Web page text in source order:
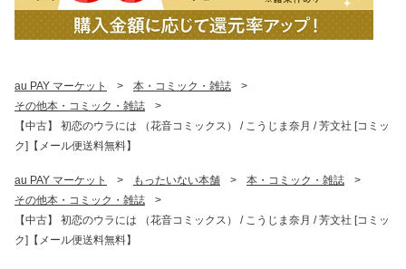
au PAY マーケット > 本・コミック・雑誌
>
その他本・コミック・雑誌
>
【中古】 初恋のウラには （花音コミックス） / こうじま奈月 / 芳文社 [コミッ
ク]【メール便送料無料】
au PAY マーケット > もったいない本舗 > 本・コミック・雑誌
>
その他本・コミック・雑誌
>
【中古】 初恋のウラには （花音コミックス） / こうじま奈月 / 芳文社 [コミッ
ク]【メール便送料無料】